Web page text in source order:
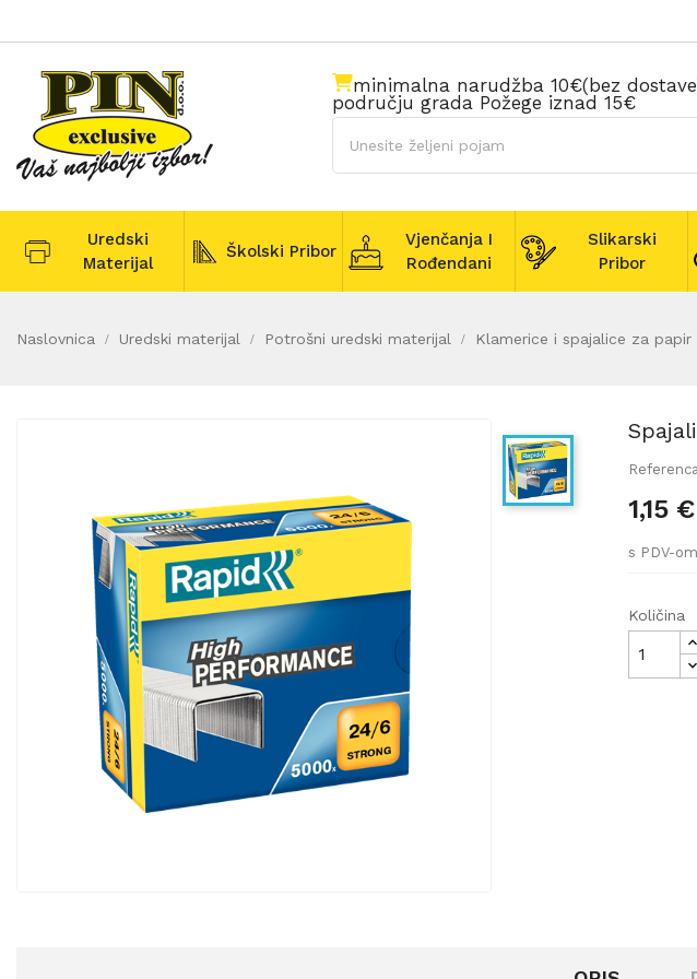
minimalna narudžba 10€(bez
području grada Požege iznad 15€
Uredski
Materijal
Školski Pribor
Vjenčanja I
Rođendani
Slikarski
Pribor
Naslovnica Uredski materijal Potrošni uredski materijal Klamerice i spajalice za papir
1,15 €
s PDV-om
Količina